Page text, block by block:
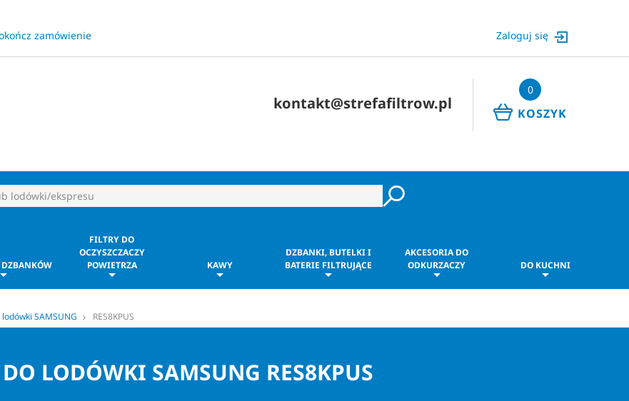
Zaloguj się
zamówienie
0
KOSZYK
kontakt@strefafiltrow.pl
FILTRY DO
OCZYSZCZACZY
POWIETRZA
KAWY
DZBANKI, BUTELKI I
BATERIE FILTRUJĄCE
AKCESORIA DO
ODKURZACZY
DO KUCHNI
SAMSUNG RES8KPUS
LODÓWKI SAMSUNG RES8KPUS